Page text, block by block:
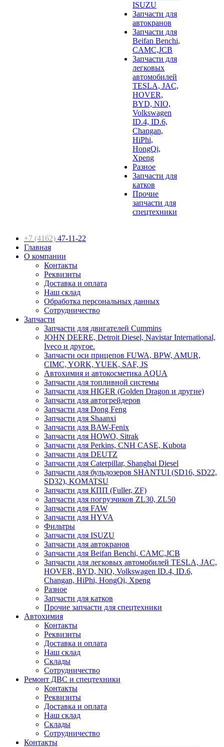
ISUZU
Запчасти для
автокранов
Запчасти для
Beifan Benchi,
CAMC,JCB
Запчасти для
легковых
автомобилей
TESLA, JAC,
HOVER,
BYD, NIO,
Volkswagen
ID.4, ID.6,
Changan,
HiPhi,
HongQi,
Xpeng
Разное
Запчасти для
катков
Прочие
запчасти для
спецтехники
+7 (4162) 47-11-22
Главная
О компании
Контакты
Реквизиты
Доставка и оплата
Наш склад
Обработка персональных данных
Сотрудничество
Запчасти
Запчасти для двигателей Cummins
JOHN DEERE, Detroit Diesel, Navistar International,
Iveco и другое.
Запчасти оси прицепов FUWA, BPW, AMUR,
CIMC, YORK, YUEK, SAF, JS
Автохимия и автокосметика AQUA
Запчасти для топливной системы
Запчасти для HIGER (Golden Dragon и другие)
Запчасти для автогрейдеров
Запчасти для Dong Feng
Запчасти для Shaanxi
Запчасти для BAW-Fenix
Запчасти для HOWO, Sitrak
Запчасти для Perkins, CNH CASE, Kubota
Запчасти для DEUTZ
Запчасти для Caterpillar, Shanghai Diesel
Запчасти для бульдозеров SHANTUI (SD16, SD22,
SD32), KOMATSU
Запчасти для КПП (Fuller, ZF)
Запчасти для погрузчиков ZL30, ZL50
Запчасти для FAW
Запчасти для HYVA
Фильтры
Запчасти для ISUZU
Запчасти для автокранов
Запчасти для Beifan Benchi, CAMC,JCB
Запчасти для легковых автомобилей TESLA, JAC,
HOVER, BYD, NIO, Volkswagen ID.4, ID.6,
Changan, HiPhi, HongQi, Xpeng
Разное
Запчасти для катков
Прочие запчасти для спецтехники
Автохимия
Контакты
Реквизиты
Доставка и оплата
Наш склад
Склады
Сотрудничество
Ремонт ДВС и спецтехники
Контакты
Реквизиты
Доставка и оплата
Наш склад
Склады
Сотрудничество
Контакты